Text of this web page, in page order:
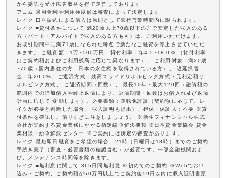
から委託を受け広告収益を得て運営しております
アコム 適用金利や利用極度額は審査によって決定します
レイク 口座振込による借入は原則として銀行営業時間内に限られます。
レイク ■貸付条件について 満20歳以上70歳以下の方で安定した収入のある
方（パート・アルバイトで収入のある方も可）は、ご利用いただけます。
お取引期間中に満71歳になられた時点で新たなご融資を停止させていただ
きます。 ご融資額：1万~500万円、貸付利率：年4.5~18.0% （貸付利率
はご契約額およびご利用残高に応じて異なります）、 ご利用対象：満20歳
~70歳（国内居住の方、日本の永住権を取得されている方）、 遅延損害
金：年20.0%、ご返済方式：残高スライドリボルビング方式・元利定額リ
ボルビング方式、 ご返済期間（回数）、 最長10年・最大120回（融資額の
範囲内での追加借入や繰上返済により、返済期間・回数はお借入れ及び返済
計画に応じて 変動します）、必要書類：運転免許証（契約額に応じて、レ
イクが必要と判断した場合、 収入証明も提出）、担保・保証人：不要 ※貸
付条件を確認し、借りすぎに注意しましょう。 ※新生フィナンシャル株式
会社が契約する貸金業務にかかる指定紛争解決機関 ※日本貸金業協会 貸金
業相談・紛争解決センター ※ご契約には所定の審査があります。
レイク 最短即日融資をご希望の場合、21時（日曜日は18時）までのご契約
手続き完了（審査・必要書類の確認含む）が必要です。一部金融機関およ
び、メンテナンス時間等を除きます。
レイク ■無利息に関して 365日間無利息 ※初めてのご契約 ※Webでお申
込み・ご契約、ご契約額が50万円以上でご契約後59日以内に収入証明書類